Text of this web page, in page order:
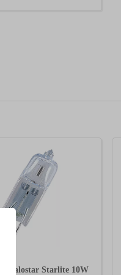
Halostar Starlite 10W